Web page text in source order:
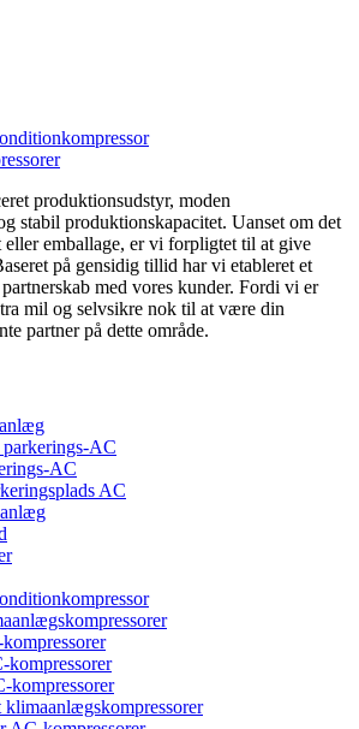
produktionsudstyr, moden
stabil produktionskapacitet. Uanset om det
emballage, er vi forpligtet til at give
på gensidig tillid har vi etableret et
med vores kunder. Fordi vi er
mil og selvsikre nok til at være din
partner på dette område.
parkerings-AC
AC
AC
kompressorer
klimaanlægskompressorer